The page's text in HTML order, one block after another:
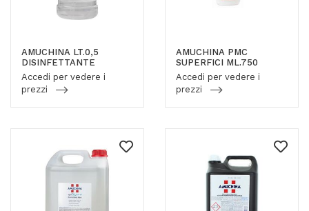
AMUCHINA LT.0,5
DISINFETTANTE
Accedi per vedere i
prezzi
AMUCHINA PMC
SUPERFICI ML.750
Accedi per vedere i
prezzi